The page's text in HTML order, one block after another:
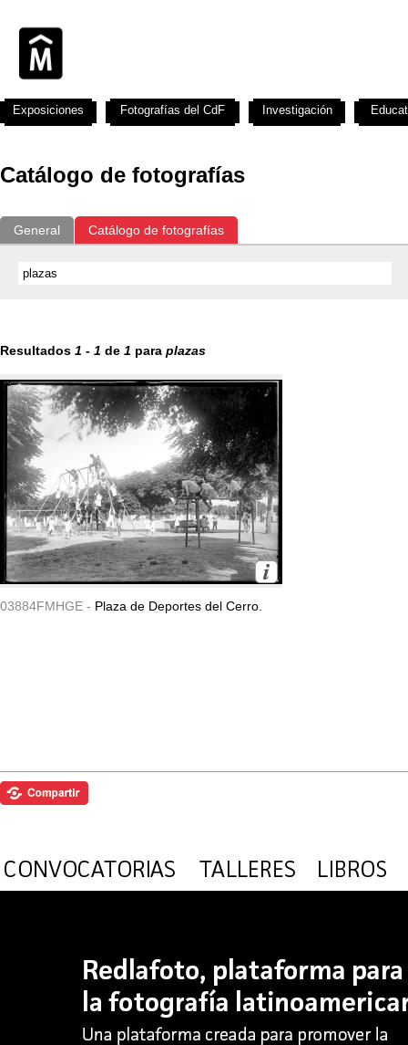
Catálogo de fotografías
General Catálogo de fotografías
Resultados 1 - 1 de 1 para plazas
03884FMHGE - Plaza de Deportes del Cerro.
Exposiciones Fotografías del CdF Investigación